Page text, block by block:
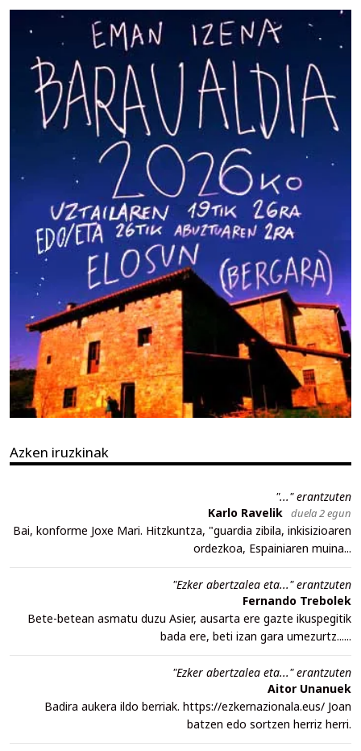
Azken iruzkinak
"..." erantzuten
Karlo Ravelik duela 2 egun
Bai, konforme Joxe Mari. Hitzkuntza, "guardia zibila, inkisizioaren
ordezkoa, Espainiaren muina...
"Ezker abertzalea eta..." erantzuten
Fernando Trebolek
Bete-betean asmatu duzu Asier, ausarta ere gazte ikuspegitik
bada ere, beti izan gara umezurtz......
"Ezker abertzalea eta..." erantzuten
Aitor Unanuek
Badira aukera ildo berriak. https://ezkernazionala.eus/ Joan
batzen edo sortzen herriz herri.